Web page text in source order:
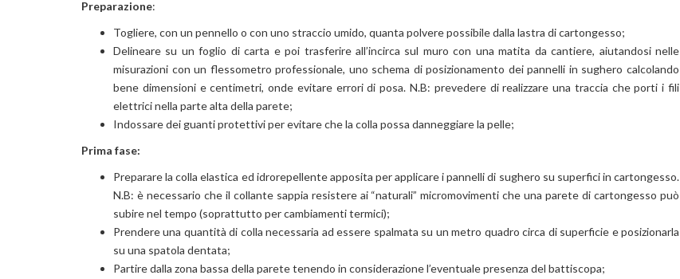
Preparazione:
Togliere, con un pennello o con uno straccio umido, quanta polvere possibile dalla lastra di cartongesso;
Delineare su un foglio di carta e poi trasferire all’incirca sul muro con una matita da cantiere, aiutandosi nelle
misurazioni con un flessometro professionale, uno schema di posizionamento dei pannelli in sughero calcolando
bene dimensioni e centimetri, onde evitare errori di posa. N.B: prevedere di realizzare una traccia che porti i fili
elettrici nella parte alta della parete;
Indossare dei guanti protettivi per evitare che la colla possa danneggiare la pelle;
Prima fase:
Preparare la colla elastica ed idrorepellente apposita per applicare i pannelli di sughero su superfici in cartongesso.
N.B: è necessario che il collante sappia resistere ai “naturali” micromovimenti che una parete di cartongesso può
subire nel tempo (soprattutto per cambiamenti termici);
Prendere una quantità di colla necessaria ad essere spalmata su un metro quadro circa di superficie e posizionarla
su una spatola dentata;
Partire dalla zona bassa della parete tenendo in considerazione l’eventuale presenza del battiscopa;